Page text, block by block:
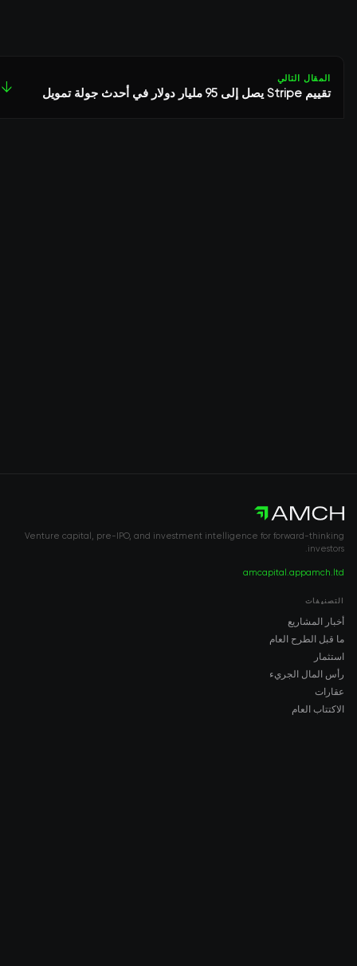
المقال التالي
تقييم Stripe يصل إلى 95 مليار دولار في أحدث جولة تمويل
Venture capital, pre-IPO, and investment intelligence for forward-thinking
investors.
amch.ltd
amcapital.app
التصنيفات
أخبار المشاريع
ما قبل الطرح العام
استثمار
رأس المال الجريء
عقارات
الاكتتاب العام